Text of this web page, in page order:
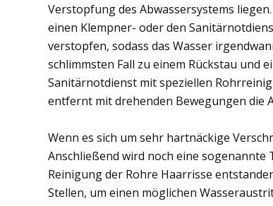
Verstopfung des Abwassersystems
einen Klempner- oder den
verstopfen, sodass das Wasser
schlimmsten Fall zu einem Rückstau und
Sanitärnotdienst mit speziellen
entfernt mit drehenden Bewegungen die
Wenn es sich um sehr hartnäckige
Anschließend wird noch eine
Reinigung der Rohre Haarrisse
Stellen, um einen möglichen